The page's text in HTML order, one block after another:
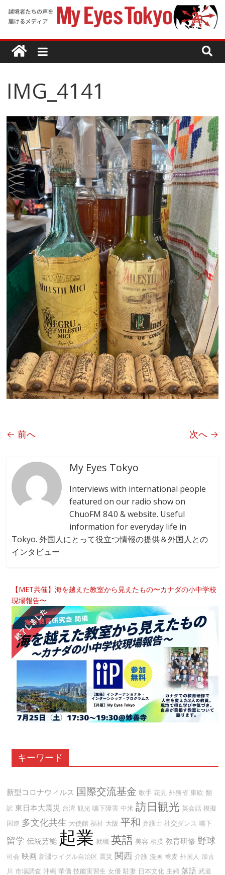
IMG_4141
← 前へ 次へ →
My Eyes Tokyo
Interviews with international people
featured on our radio show on
ChuoFM 84.0 & website. Useful
information for everyday life in
Tokyo. 外国人にとって役立つ情報の提供＆外国人との
インタビュー
【MET共催】海を越えた教室から見えたもの〜カナダの小中学校
現場報告〜
キーワード
新型コロナウィルス 国際交流基金 歌手 花見 外務省 東欧 翻
訳 東日本大震災 台湾 観光 嚥下障害 中米 訪日観光 英会話 模擬
国連 多文化共生 大使館 福祉 大阪 平和 弁護士 社交ダンス 嚥下
留学 伝統芸能 起業 就職 英語 美容 相撲 教育研修 野球
司会 映画 新疆ウイグル自治区 震災 関西 介護 漫画 蕎麦 外国人 加古
川 市場調査 沖縄 華僑 技能実習生 女優 駐妻 日本文化 主婦 落語 武道